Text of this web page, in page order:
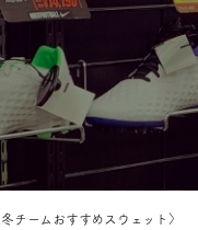
冬チームおすすめスウェット〉